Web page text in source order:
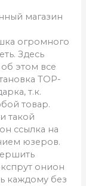
магазин
огромного
Здесь
этом все
ТОР-
т.к.
товар.
такой
ссылка на
юзеров.
онион
каждому без